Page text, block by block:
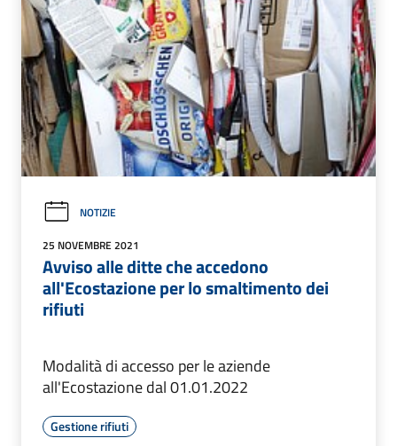
NOTIZIE
25 NOVEMBRE 2021
Avviso alle ditte che accedono
all'Ecostazione per lo smaltimento dei
rifiuti
Modalità di accesso per le aziende
all'Ecostazione dal 01.01.2022
Gestione rifiuti